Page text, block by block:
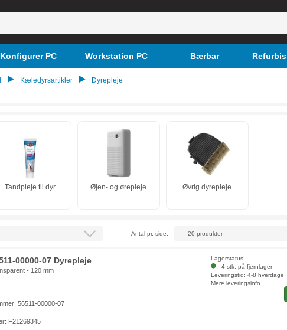
Konfigurer PC Workstation PC Bærbar
Kæledyrsartikler Dyrepleje
Tandpleje til dyr Øjen- og ørepleje Øvrig dyrepleje
Antal pr. side:
00000-07 Dyrepleje
- 120 mm
56511-00000-07
F21269345
Lagerstatus:
4 stk. på fjernlager
Leveringstid: 4-8 hverdage
Mere leveringsinfo